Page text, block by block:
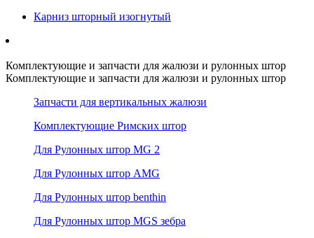
Карниз шторный изогнутый
Комплектующие и запчасти для жалюзи и рулонных штор
Комплектующие и запчасти для жалюзи и рулонных штор
Запчасти для вертикальных жалюзи
Комплектующие Римских штор
Для Рулонных штор MG 2
Для Рулонных штор AMG
Для Рулонных штор benthin
Для Рулонных штор MGS зебра